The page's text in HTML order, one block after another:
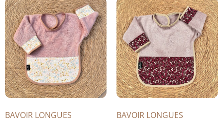
BAVOIR LONGUES
BAVOIR LONGUES